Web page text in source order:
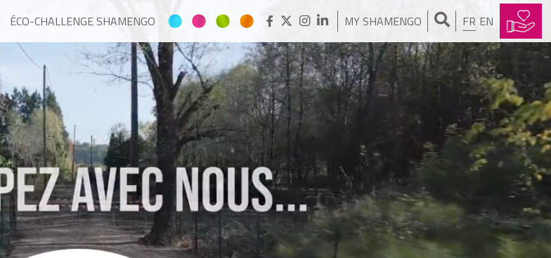
ÉCO-CHALLENGE SHAMENGO MY SHAMENGO FR EN